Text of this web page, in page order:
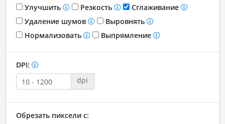
Улучшить Резкость
Сглаживание
Удаление шумов
Выровнять
Нормализовать
Выпрямление
DPI:
dpi
Обрезать пиксели с: